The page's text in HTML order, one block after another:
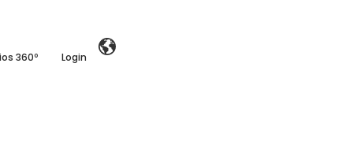
360º Login